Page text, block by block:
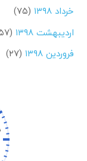
خرداد ۱۳۹۸
(۷۵)
اردیبهشت ۱۳۹۸
(۵۷)
فروردین ۱۳۹۸
(۲۷)